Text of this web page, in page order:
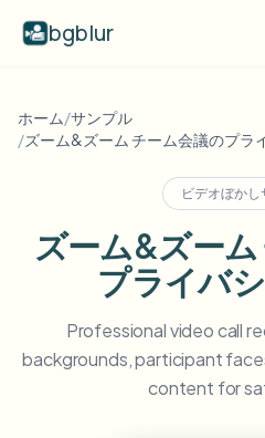
bgblur
動画背景ぼかし
例
すべての例を見る
サンプルライブラリ全体を閲覧する
View all features
エンタープライズ
ホーム/サンプル
/ズーム&ズーム チーム会議のプラ
ビデオぼかし
ズーム&ズー
プライバ
Professional video call
backgrounds, participant
content for